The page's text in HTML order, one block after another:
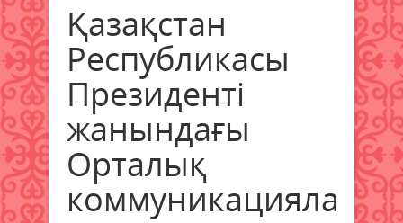
Қазақстан
Республикасы
Президенті
жанындағы
Орталық
коммуникациялар